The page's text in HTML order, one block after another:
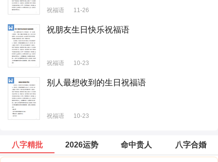
祝福语 11-26
祝朋友生日快乐祝福语
祝福语 10-23
别人最想收到的生日祝福语
祝福语 10-23
八字精批 2026运势 命中贵人 八字合婚